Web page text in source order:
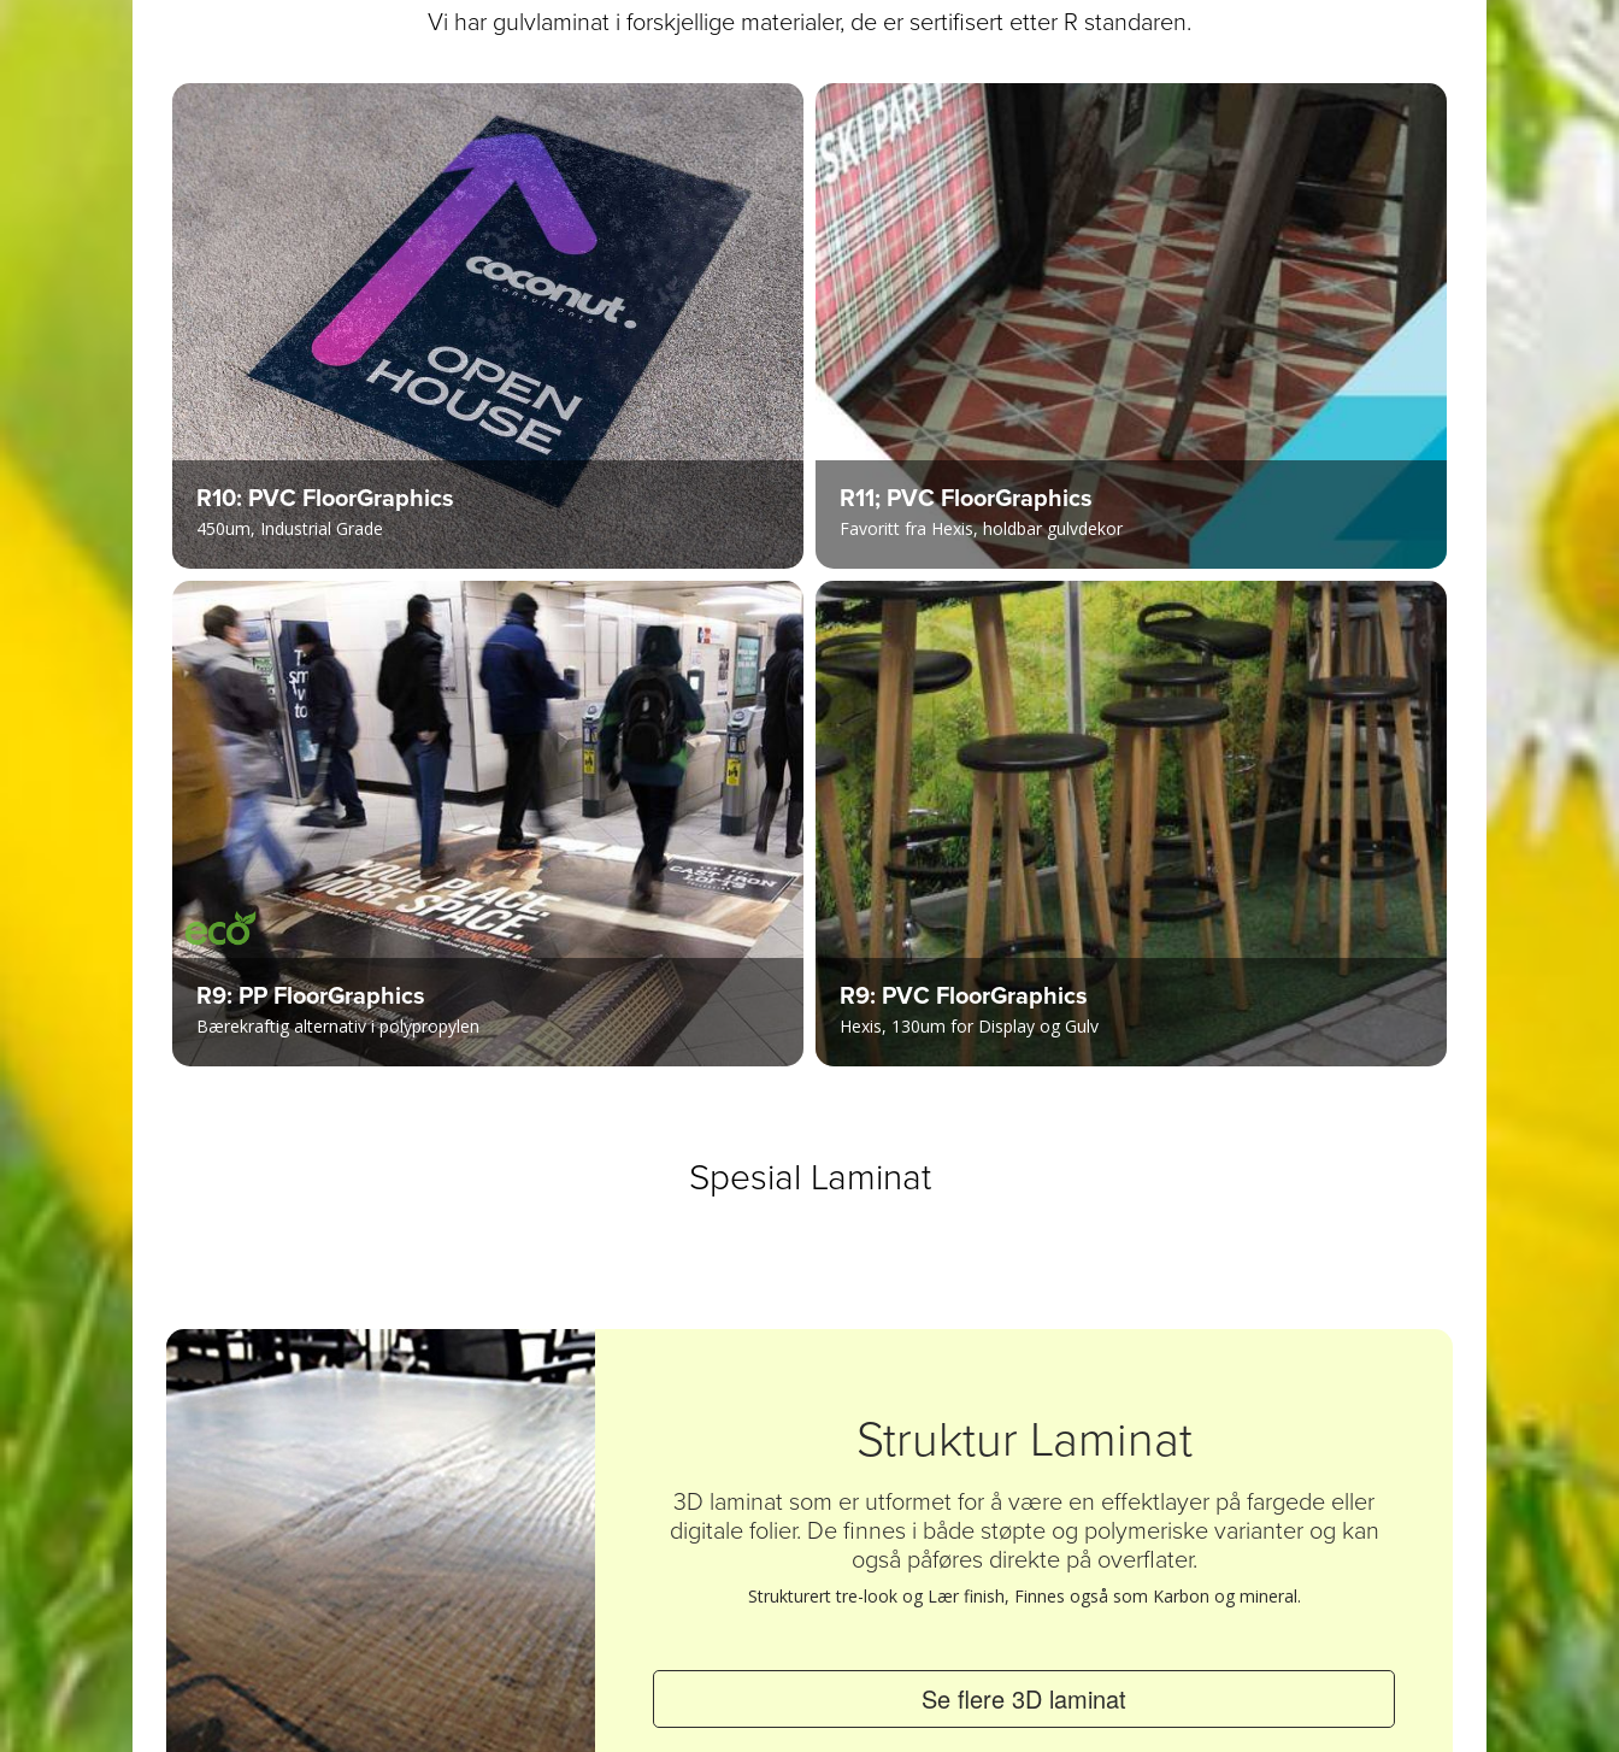
Vi har gulvlaminat i forskjellige materialer, de er sertifisert etter R standaren.
R10: PVC FloorGraphics
450um, Industrial Grade
R11; PVC FloorGraphics
Favoritt fra Hexis, holdbar gulvdekor
R9: PP FloorGraphics
Bærekraftig alternativ i polypropylen
R9: PVC FloorGraphics
Hexis, 130um for Display og Gulv
Spesial Laminat
Struktur Laminat
3D laminat som er utformet for å være en effektlayer på fargede eller
digitale folier. De finnes i både støpte og polymeriske varianter og kan
også påføres direkte på overflater.
Strukturert tre-look og Lær finish, Finnes også som Karbon og mineral.
Se flere 3D laminat